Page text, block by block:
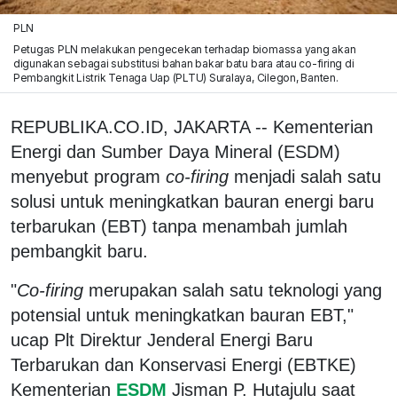
PLN
Petugas PLN melakukan pengecekan terhadap biomassa yang akan
digunakan sebagai substitusi bahan bakar batu bara atau co-firing di
Pembangkit Listrik Tenaga Uap (PLTU) Suralaya, Cilegon, Banten.
REPUBLIKA.CO.ID, JAKARTA -- Kementerian
Energi dan Sumber Daya Mineral (ESDM)
menyebut program co-firing menjadi salah satu
solusi untuk meningkatkan bauran energi baru
terbarukan (EBT) tanpa menambah jumlah
pembangkit baru.
"Co-firing merupakan salah satu teknologi yang
potensial untuk meningkatkan bauran EBT,"
ucap Plt Direktur Jenderal Energi Baru
Terbarukan dan Konservasi Energi (EBTKE)
Kementerian ESDM Jisman P. Hutajulu saat